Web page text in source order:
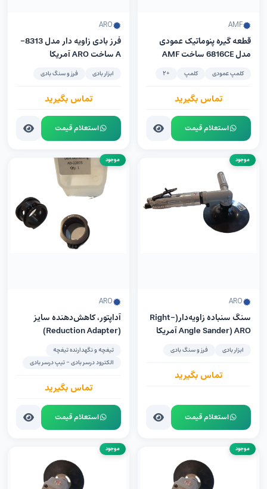
AMF
قطعه گیره پنوماتیک عمودی
مدل 6816CE ساخت AMF
کلمپ عمودی کلمپ +2
تماس بگیرید
استعلام قیمت
ARO
فرز بادی زاویه دار مدل 8313-
A ساخت ARO آمریکا
ابزار بادی فرز و سنگ بادی
تماس بگیرید
استعلام قیمت
موجود
ARO
سنگ سنباده زاویه‌دار(Right-
Angle Sander) ARO آمریکا
ابزار بادی فرز و سنگ بادی
تماس بگیرید
استعلام قیمت
موجود
ARO
آداپتور، کاهش‌دهنده سایز
(Reduction Adapter)
تیغچه و نگهدارنده تیغچه
الکترود درسر بادی - تیپ درسر بادی
تماس بگیرید
استعلام قیمت
موجود موجود